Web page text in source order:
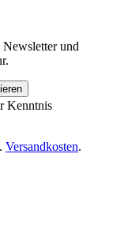
und
Kenntnis
Versandkosten.